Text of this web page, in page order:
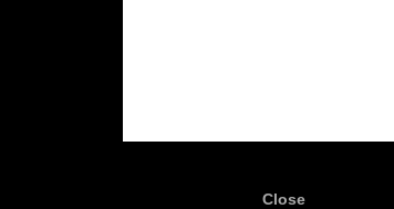
Close